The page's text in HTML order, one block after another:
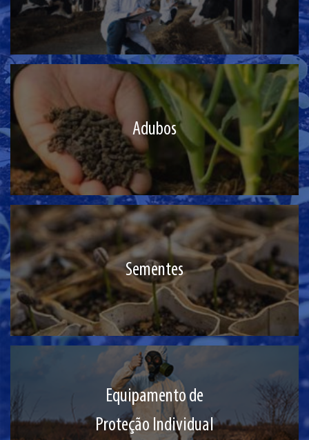
Adubos
Sementes
Equipamento de
Proteção Individual